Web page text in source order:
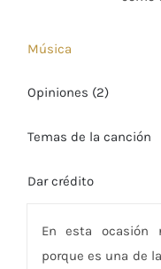
Música
Opiniones (2)
Temas de la canción
Dar crédito
En esta ocasión
porque es una de